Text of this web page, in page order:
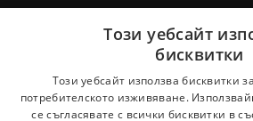
Когато получим оферта
Този уебсайт
бисквитки
Този уебсайт използва бисквитки
потребителското изживяване.
се съгласявате с всички бисквитки в